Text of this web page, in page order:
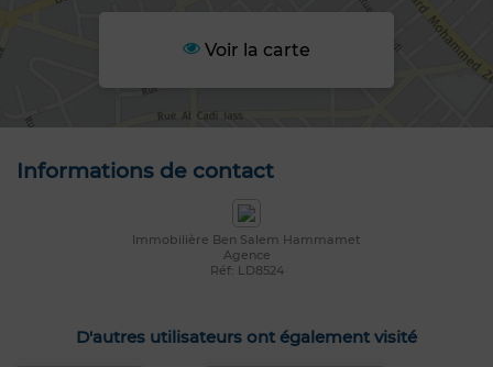
Voir la carte
Informations de contact
Immobilière Ben Salem Hammamet
Agence
Réf: LD8524
D'autres utilisateurs ont également visité